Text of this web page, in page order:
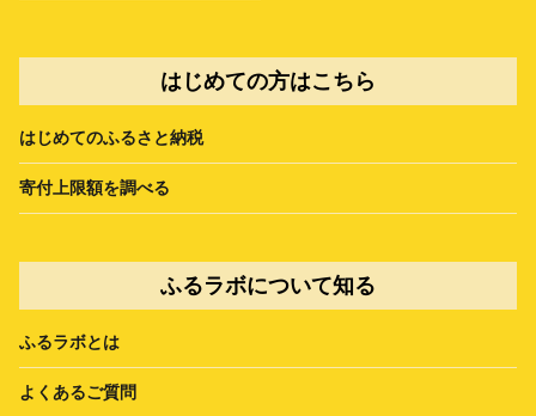
はじめての方はこちら
はじめてのふるさと納税
寄付上限額を調べる
ふるラボについて知る
ふるラボとは
よくあるご質問